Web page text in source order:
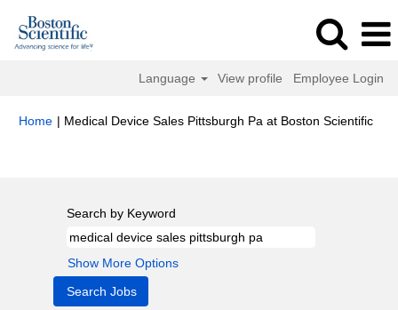
Language View profile Employee Login
Home | Medical Device Sales Pittsburgh Pa at Boston Scientific
Search by Keyword
Show More Options